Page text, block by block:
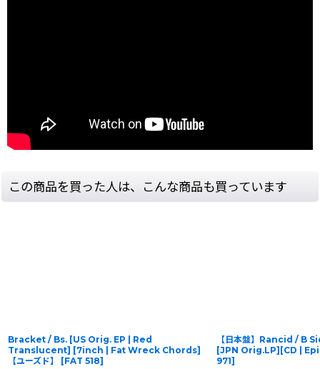
この商品を買った人は、こんな商品も買っています
Bracket / Bs. [US Orig. EP | Red
Translucent] [7inch | Fat Wreck Chords]
【ユーズド】
[FAT 518]
【日本盤】Rancid / B
[JPN Orig.LP][CD |
971]